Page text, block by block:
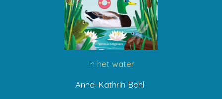
In het water
Anne-Kathrin Behl